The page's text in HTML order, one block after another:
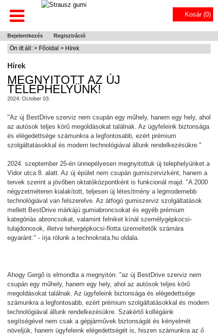
Kosár (0)
Bejelentkezés Regisztráció
Ön itt áll: > Főoldal > Hírek
Hírek
MEGNYITOTT AZ ÚJ
TELEPHELYÜNK!
2024. October 03.
"Az új BestDrive szerviz nem csupán egy műhely, hanem egy hely, ahol
az autósok teljes körű megoldásokat találnak. Az ügyfeleink biztonsága
és elégedettsége számunkra a legfontosabb, ezért prémium
szolgáltatásokkal és modern technológiával állunk rendelkezésükre."
2024. szeptember 25-én ünnepélyesen megnyitottuk új telephelyünket a
Vidor utca 8. alatt. Az új épület nem csupán gumiszervizként, hanem a
tervek szerint a jövőben oktatóközpontként is funkcionál majd. "A 2000
négyzetméteren kialakított, teljesen új létesítmény a legmodernebb
technológiával van felszerelve. Az átfogó gumiszerviz szolgáltatások
mellett BestDrive márkájú gumiabroncsokat és egyéb prémium
kategóriás abroncsokat, valamint felniket kínál személygépkocsi-
tulajdonosok, illetve tehergépkocsi-flotta üzemeltetők számára
egyaránt." - írja rólunk a technokrata.hu oldala.
Ahogy Gergő is elmondta a megnyitón: "az új BestDrive szerviz nem
csupán egy műhely, hanem egy hely, ahol az autósok teljes körű
megoldásokat találnak. Az ügyfeleink biztonsága és elégedettsége
számunkra a legfontosabb, ezért prémium szolgáltatásokkal és modern
technológiával állunk rendelkezésükre. Szakértő kollégáink
segítségével nem csak a gépjárművek biztonságát és kényelmét
növeljük, hanem ügyfeleink elégedettségét is, hiszen számunkra az ő